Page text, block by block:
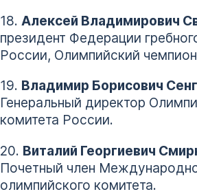
18. Алексей Владимирович
президент Федерации
России, Олимпийский
19. Владимир Борисович
Генеральный директор
комитета России.
20. Виталий Георгиевич
Почетный член
олимпийского комитета.